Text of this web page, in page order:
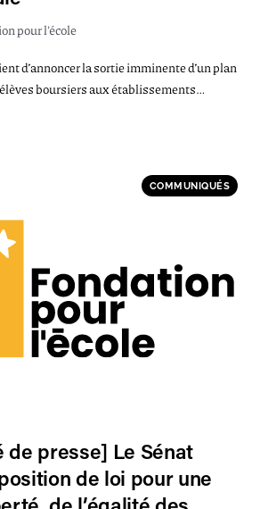
pour l'école
d’annoncer la sortie imminente d’un plan
boursiers aux établissements…
COMMUNIQUÉS
de presse] Le Sénat
de loi pour une